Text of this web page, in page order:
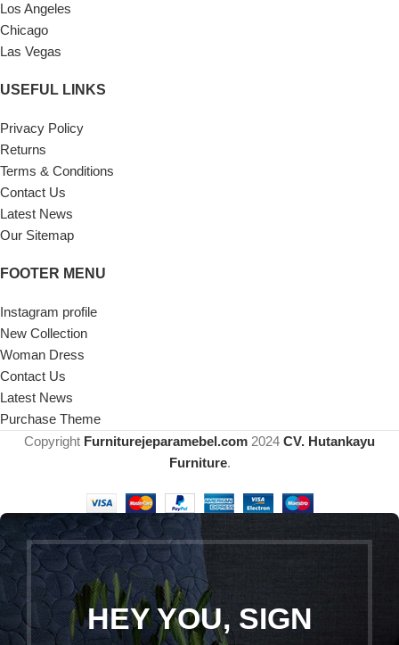
Los Angeles
Chicago
Las Vegas
USEFUL LINKS
Privacy Policy
Returns
Terms & Conditions
Contact Us
Latest News
Our Sitemap
FOOTER MENU
Instagram profile
New Collection
Woman Dress
Contact Us
Latest News
Purchase Theme
Copyright Furniturejeparamebel.com 2024 CV. Hutankayu
Furniture.
HEY YOU, SIGN